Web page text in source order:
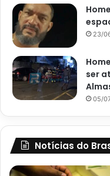
23/
ser
05/
Notícias do